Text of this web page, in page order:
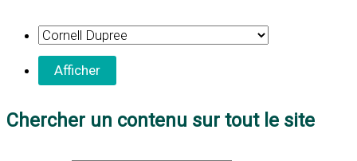
Chercher un contenu sur tout le site